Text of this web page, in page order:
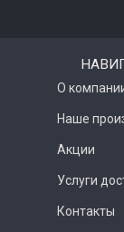
О
Наше
Акции
Услуги
Контакты